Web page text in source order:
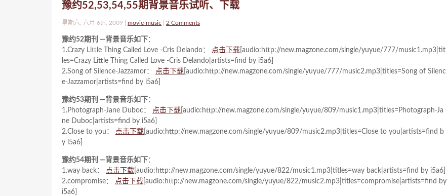
豫约52,53,54,55期背景音乐试听、下载
星期六, 六月 6th, 2009 | movie-music 2 Comments
豫约52期刊 —背景音乐如下 ：
1.Crazy Little Thing Called Love -Cris Delando： 点击下载 [audio:http://new.magzone.com/single/yuyue/777/music1.mp3|tit
les=Crazy Little Thing Called Love -Cris Delando|artists=find by i5a6]
2.Song of Silence-Jazzamor： 点击下载 [audio:http://new.magzone.com/single/yuyue/777/music2.mp3|titles=Song of Silenc
e-Jazzamor|artists=find by i5a6]
豫约53期刊 —背景音乐如下 ：
1.Photograph-Jane Duboc： 点击下载 [audio:http://new.magzone.com/single/yuyue/809/music1.mp3|titles=Photograph-Ja
ne Duboc|artists=find by i5a6]
2.Close to you： 点击下载 [audio:http://new.magzone.com/single/yuyue/809/music2.mp3|titles=Close to you|artists=find b
y i5a6]
豫约54期刊 —背景音乐如下 ：
1.way back： 点击下载 [audio:http://new.magzone.com/single/yuyue/822/music1.mp3|titles=way back|artists=find by i5a6]
2.compromise： 点击下载 [audio:http://new.magzone.com/single/yuyue/822/music2.mp3|titles=compromise|artists=find by
i5a6]